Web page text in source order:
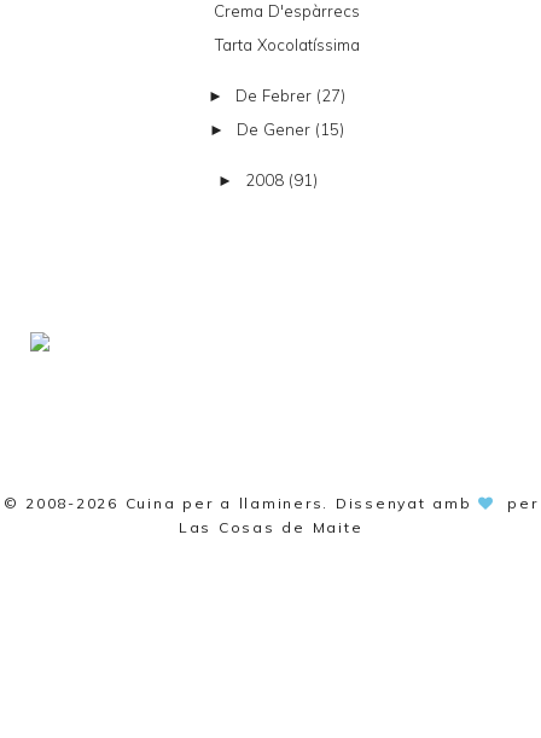
Crema D'espàrrecs
Tarta Xocolatíssima
► De Febrer (27)
► De Gener (15)
► 2008 (91)
© 2008-2026 Cuina per a llaminers . Dissenyat amb
per
Las Cosas de Maite